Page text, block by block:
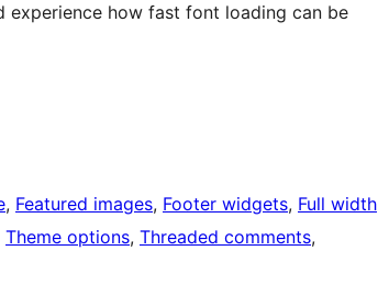
experience how fast font loading can be
, Featured images, Footer widgets, Full width
Theme options, Threaded comments